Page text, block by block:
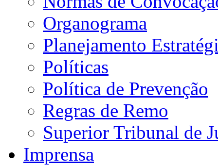
Organograma
Planejamento
Políticas
Política de Prevenção
Regras de Remo
Superior Tribunal de
Imprensa